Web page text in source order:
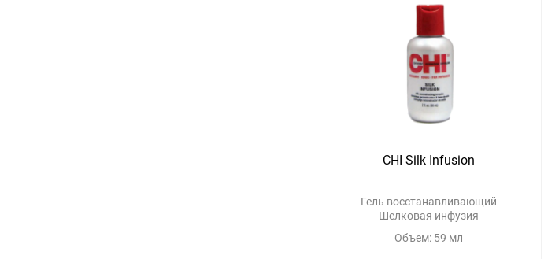
CHI Silk Infusion
Гель восстанавливающий
Шелковая инфузия
Объем: 59 мл